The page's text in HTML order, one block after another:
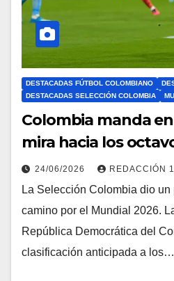
DESTACADAS FÚTBOL COLOMBIANO
DESTACADAS SELECCIÓN COLOMBIA
Colombia manda
mira hacia los
24/06/2026 REDACCIÓN
La Selección Colombia dio
camino por el Mundial 2026.
República Democrática del
clasificación anticipada a los…